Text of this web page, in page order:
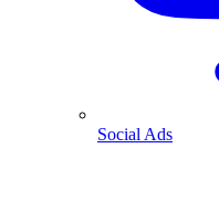
Social Ads